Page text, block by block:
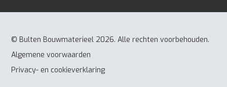
© Bulten Bouwmaterieel 2026. Alle rechten voorbehouden.
Algemene voorwaarden
Privacy- en cookieverklaring